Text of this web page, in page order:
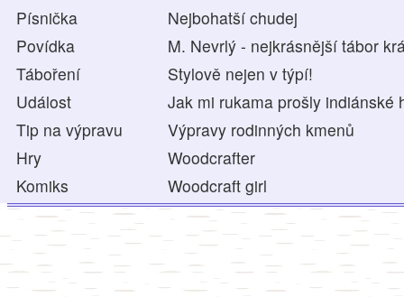
Písnička
Nejbohatší chudej
Povídka
M. Nevrlý - nejkrásnější tábor
Táboření
Stylově nejen v týpí!
Událost
Jak mi rukama prošly indiánské
Tip na výpravu
Výpravy rodinných kmenů
Hry
Woodcrafter
Komiks
Woodcraft girl